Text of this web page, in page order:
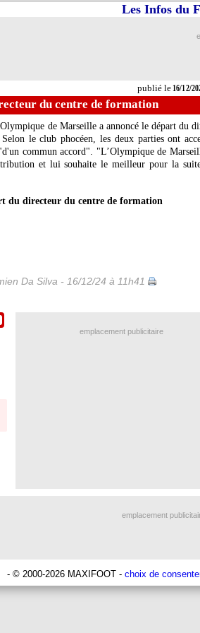
publié le16/12/
Les Infos du
du centre de formation
de Marseille a annoncé le départ du
le club phocéen, les deux parties ont
commun accord". "L’Olympique de
et lui souhaite le meilleur pour la
du directeur du centre de formation
Da Silva - 16/12/24 à 11h41
emplacement publicitaire
emplacement
- © 2000-2026 MAXIFOOT - choix de